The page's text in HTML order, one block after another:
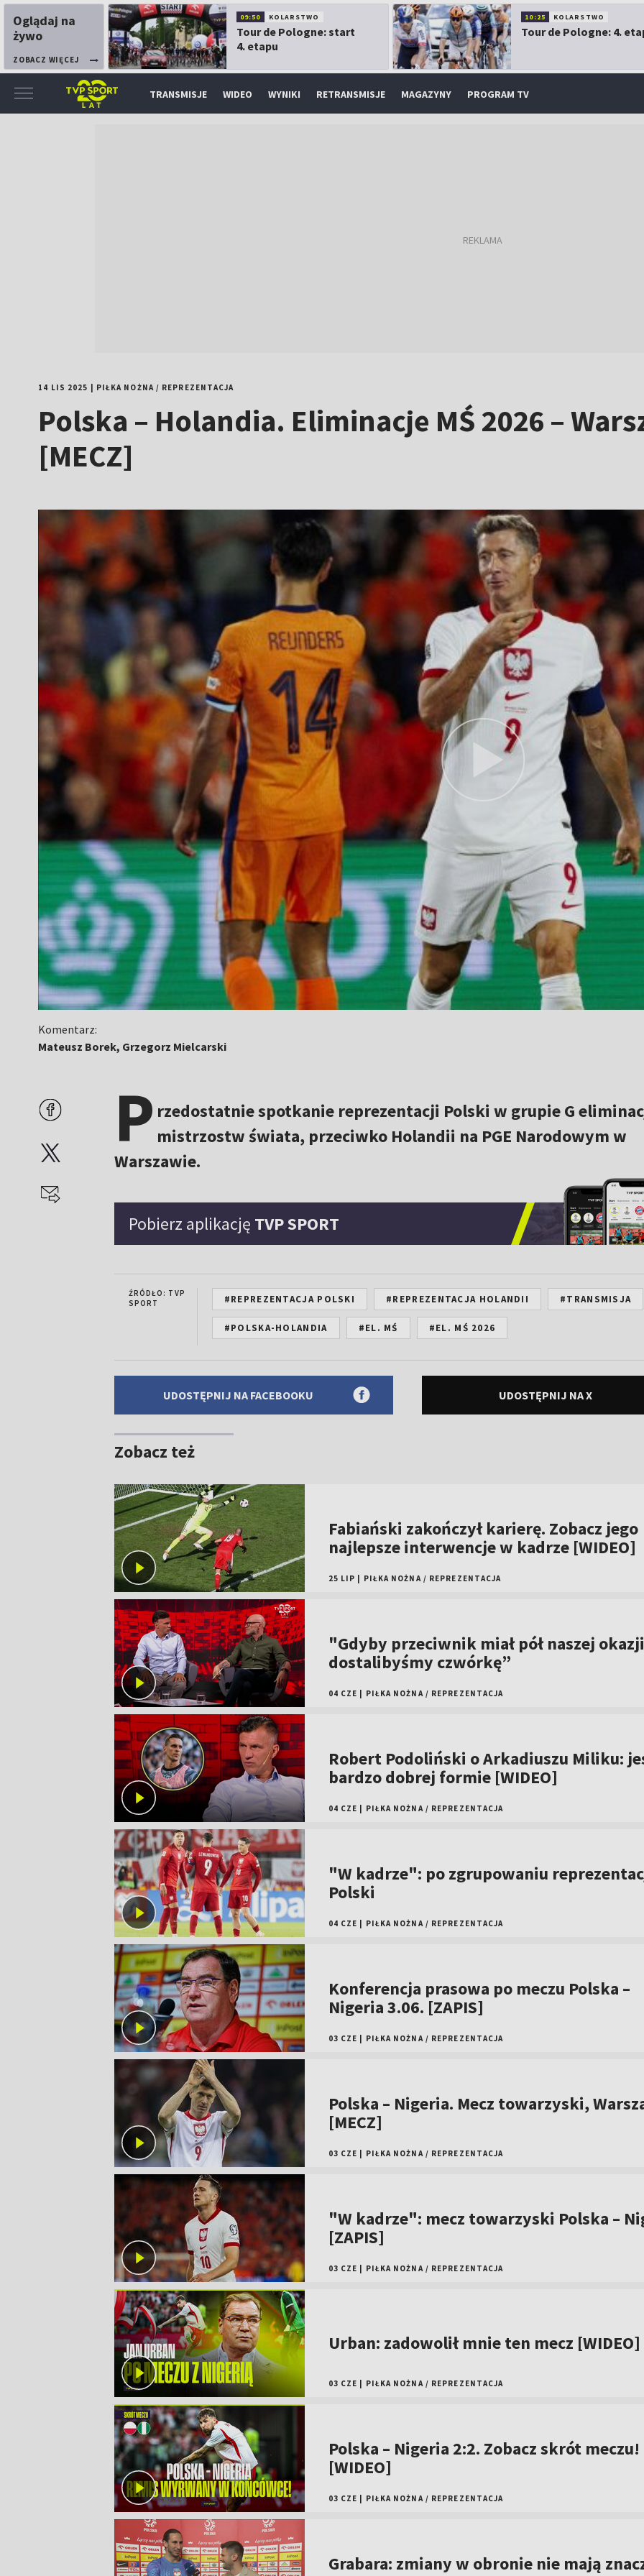
Oglądaj na
żywo
ZOBACZ WIĘCEJ
09:50 KOLARSTWO
Tour de Pologne: start
4. etapu
10:25 KOLARSTWO
Tour de Pologne: 4.
TRANSMISJE WIDEO WYNIKI RETRANSMISJE MAGAZYNY PROGRAM TV
14 LIS 2025 PIŁKA NOŻNA/ REPREZENTACJA
Polska – Holandia. Eliminacje MŚ 2026 –
[MECZ]
Komentarz:
Mateusz Borek, Grzegorz Mielcarski
P rzedostatnie spotkanie reprezentacji Polski w grupie G
mistrzostw świata, przeciwko Holandii na PGE Narodowym w
Warszawie.
Pobierz aplikację TVP SPORT
ŹRÓDŁO: TVP
SPORT
#REPREZENTACJA POLSKI #REPREZENTACJA HOLANDII #TRANSMISJA
#POLSKA-HOLANDIA #EL. MŚ #EL. MŚ 2026
UDOSTĘPNIJ NA FACEBOOKU UDOSTĘPNIJ NA X
Zobacz też
Fabiański zakończył karierę. Zobacz jego
najlepsze interwencje w kadrze [WIDEO]
25 LIP PIŁKA NOŻNA / REPREZENTACJA
"Gdyby przeciwnik miał pół naszej
dostalibyśmy czwórkę”
04 CZE PIŁKA NOŻNA / REPREZENTACJA
Robert Podoliński o Arkadiuszu Miliku:
bardzo dobrej formie [WIDEO]
04 CZE PIŁKA NOŻNA / REPREZENTACJA
"W kadrze": po zgrupowaniu
Polski
04 CZE PIŁKA NOŻNA / REPREZENTACJA
Konferencja prasowa po meczu Polska –
Nigeria 3.06. [ZAPIS]
03 CZE PIŁKA NOŻNA / REPREZENTACJA
Polska – Nigeria. Mecz towarzyski,
[MECZ]
03 CZE PIŁKA NOŻNA / REPREZENTACJA
"W kadrze": mecz towarzyski Polska –
[ZAPIS]
03 CZE PIŁKA NOŻNA / REPREZENTACJA
Urban: zadowolił mnie ten mecz [WIDEO]
03 CZE PIŁKA NOŻNA / REPREZENTACJA
Polska – Nigeria 2:2. Zobacz skrót meczu!
[WIDEO]
03 CZE PIŁKA NOŻNA / REPREZENTACJA
Grabara: zmiany w obronie nie mają